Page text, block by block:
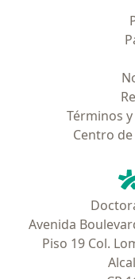
Términos
Centro
Avenida
Piso 19 Col.